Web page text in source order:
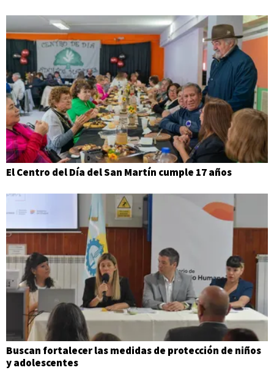
El Centro del Día del San Martín cumple 17 años
Buscan fortalecer las medidas de protección de niños
y adolescentes